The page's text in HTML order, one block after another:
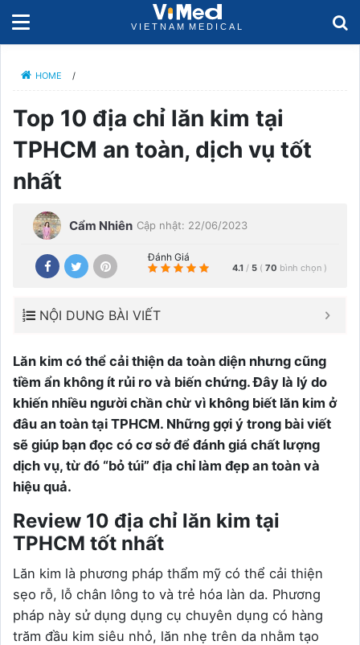
HOME /
Top 10 địa chỉ lăn kim tại
TPHCM an toàn, dịch vụ tốt
nhất
Cẩm Nhiên Cập nhật: 22/06/2023
Đánh Giá
4.1 / 5 ( 70 bình chọn )
NỘI DUNG BÀI VIẾT
Lăn kim có thể cải thiện da toàn diện nhưng cũng
tiềm ẩn không ít rủi ro và biến chứng. Đây là lý do
khiến nhiều người chần chừ vì không biết lăn kim ở
đâu an toàn tại TPHCM. Những gợi ý trong bài viết
sẽ giúp bạn đọc có cơ sở để đánh giá chất lượng
dịch vụ, từ đó “bỏ túi” địa chỉ làm đẹp an toàn và
hiệu quả.
Review 10 địa chỉ lăn kim tại
TPHCM tốt nhất
Lăn kim là phương pháp thẩm mỹ có thể cải thiện
sẹo rỗ, lỗ chân lông to và trẻ hóa làn da. Phương
pháp này sử dụng dụng cụ chuyên dụng có hàng
trăm đầu kim siêu nhỏ, lăn nhẹ trên da nhằm tạo